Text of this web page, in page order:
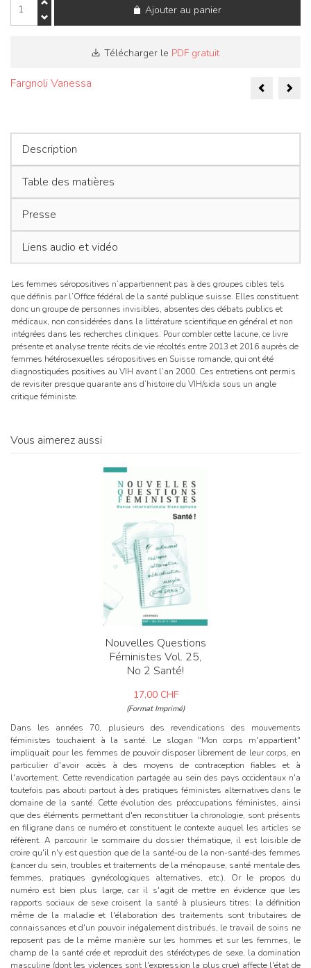
InVIHsibles
Ajouter au panier
Télécharger le PDF gratuit
Fargnoli Vanessa
Description
Table des matières
Presse
Liens audio et vidéo
Les femmes séropositives n’appartiennent pas à des groupes cibles tels
que définis par l’Office fédéral de la santé publique suisse. Elles constituent
donc un groupe de personnes invisibles, absentes des débats publics et
médicaux, non considérées dans la littérature scientifique en général et non
intégrées dans les recherches cliniques. Pour combler cette lacune, ce livre
présente et analyse trente récits de vie récoltés entre 2013 et 2016 auprès de
femmes hétérosexuelles séropositives en Suisse romande, qui ont été
diagnostiquées positives au VIH avant l’an 2000. Ces entretiens ont permis
de revisiter presque quarante ans d’histoire du VIH/sida sous un angle
critique féministe.
Vous aimerez aussi
Nouvelles Questions
Féministes Vol. 25,
No 2 Santé!
17,00 CHF
(Format Imprimé)
Dans les années 70, plusieurs des revendications des mouvements
féministes touchaient à la santé. Le slogan "Mon corps m'appartient"
impliquait pour les femmes de pouvoir disposer librement de leur corps, en
particulier d'avoir accès à des moyens de contraception fiables et à
l'avortement. Cette revendication partagée au sein des pays occidentaux n'a
toutefois pas abouti partout à des pratiques féministes alternatives dans le
domaine de la santé. Cette évolution des préoccupations féministes, ainsi
que des éléments permettant d'en reconstituer la chronologie, sont présents
en filigrane dans ce numéro et constituent le contexte auquel les articles se
réfèrent. A parcourir le sommaire du dossier thématique, il est loisible de
croire qu'il n'y est question que de la santé-ou de la non-santé-des femmes
(cancer du sein, troubles et traitements de la ménopause, santé mentale des
femmes, pratiques gynécologiques alternatives, etc.). Or le propos du
numéro est bien plus large, car il s'agit de mettre en évidence que les
rapports sociaux de sexe croisent la santé à plusieurs titres: la définition
même de la maladie et l'élaboration des traitements sont tributaires de
connaissances et d'un pouvoir inégalement distribués, le travail de soins ne
reposent pas de la même manière sur les hommes et sur les femmes, le
champ de la santé crée et reproduit des stéréotypes de sexe, la domination
masculine (dont les violences sont l'expression la plus crue) affecte l'état de